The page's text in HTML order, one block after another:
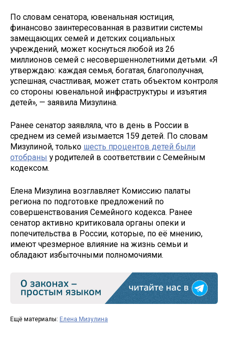
По словам сенатора, ювенальная юстиция,
финансово заинтересованная в развитии системы
замещающих семей и детских социальных
учреждений, может коснуться любой из 26
миллионов семей с несовершеннолетними детьми. «Я
утверждаю: каждая семья, богатая, благополучная,
успешная, счастливая, может стать объектом контроля
со стороны ювенальной инфраструктуры и изъятия
детей», — заявила Мизулина.
Ранее сенатор заявляла, что в день в России в
среднем из семей изымается 159 детей. По словам
Мизулиной, только шесть процентов детей были
отобраны у родителей в соответствии с Семейным
кодексом.
Елена Мизулина возглавляет Комиссию палаты
региона по подготовке предложений по
совершенствования Семейного кодекса. Ранее
сенатор активно критиковала органы опеки и
попечительства в России, которые, по её мнению,
имеют чрезмерное влияние на жизнь семьи и
обладают избыточными полномочиями.
Ещё материалы: Елена Мизулина